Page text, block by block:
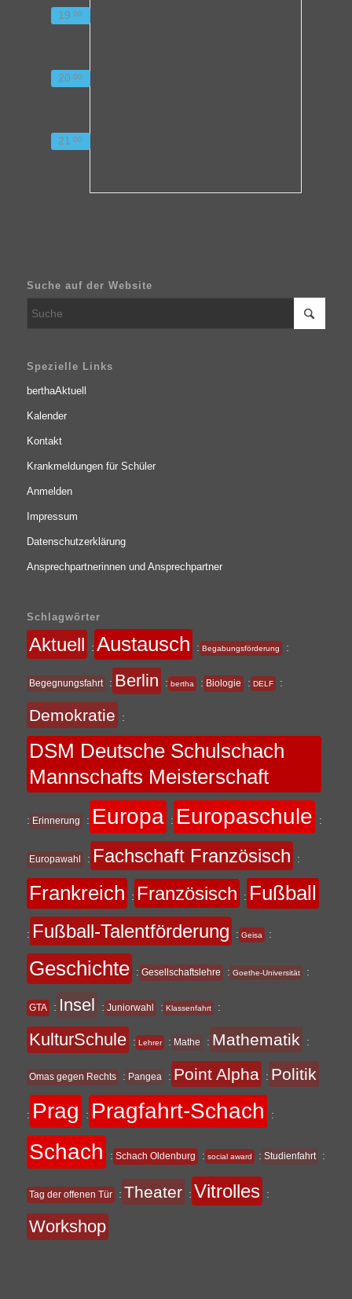
19 00
20 00
21 00
Suche auf der Website
Spezielle Links
berthaAktuell
Kalender
Kontakt
Krankmeldungen für Schüler
Anmelden
Impressum
Datenschutzerklärung
Ansprechpartnerinnen und Ansprechpartner
Schlagwörter
Aktuell : Austausch : Begabungsförderung :
Begegnungsfahrt : Berlin : bertha : Biologie : DELF :
Demokratie :
DSM Deutsche Schulschach
Mannschafts Meisterschaft
: Erinnerung : Europa : Europaschule :
Europawahl : Fachschaft Französisch :
Frankreich : Französisch : Fußball
: Fußball-Talentförderung : Geisa :
Geschichte : Gesellschaftslehre : Goethe-Universität :
GTA : Insel : Juniorwahl : Klassenfahrt :
KulturSchule : Lehrer : Mathe : Mathematik :
Omas gegen Rechts : Pangea : Point Alpha : Politik
: Prag : Pragfahrt-Schach :
Schach : Schach Oldenburg : social award : Studienfahrt :
Tag der offenen Tür : Theater : Vitrolles :
Workshop